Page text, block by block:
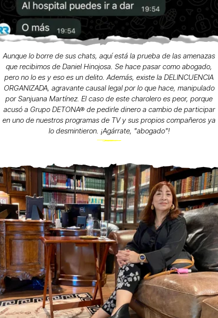
Aunque lo borre de sus chats, aquí está la prueba de las amenazas
que recibimos de Daniel Hinojosa. Se hace pasar como abogado,
pero no lo es y eso es un delito. Además, existe la DELINCUENCIA
ORGANIZADA, agravante causal legal por lo que hace, manipulado
por Sanjuana Martínez. El caso de este charolero es peor, porque
acusó a Grupo DETONA® de pedirle dinero a cambio de participar
en uno de nuestros programas de TV y sus propios compañeros ya
lo desmintieron. ¡Agárrate, "abogado"!